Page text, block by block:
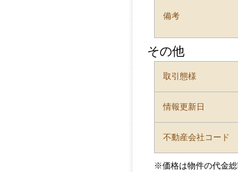
備考
その他
取引態様
情報更新日
不動産会社コード
※価格は物件の代金総